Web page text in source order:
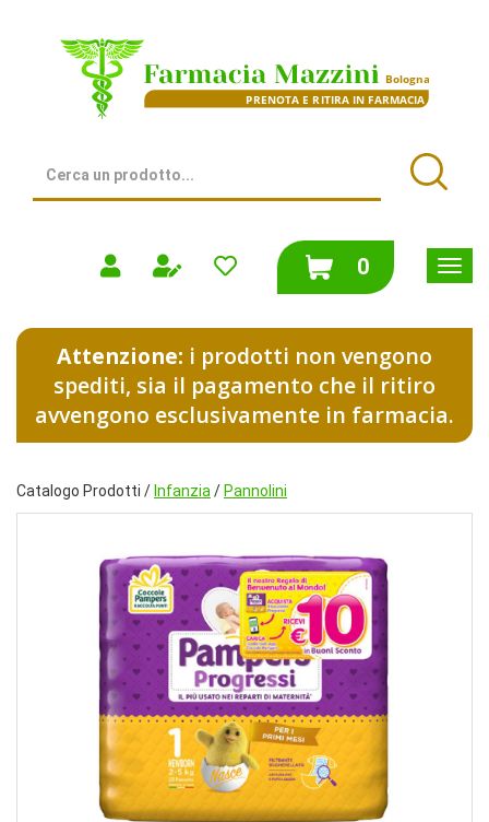
contenuto
Farmacia
Prodotto
0prodotti
inseriti
Attenzione: i prodotti non vengono
spediti, sia il pagamento che il ritiro
avvengono esclusivamente in farmacia.
Catalogo Prodotti / Infanzia / Pannolini